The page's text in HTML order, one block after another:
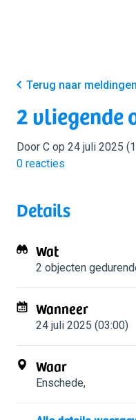
Terug naar meldingen
2 vliegende
Door C op 24 juli 2025
0 reacties
Details
Wat
2 objecten
Wanneer
24 juli 2025 (03:00)
Waar
Enschede,